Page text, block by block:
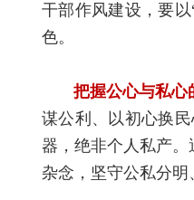
干部作风建设，要
色。
把握公心与私心
谋公利、以初心换
器，绝非个人私产
杂念，坚守公私分明